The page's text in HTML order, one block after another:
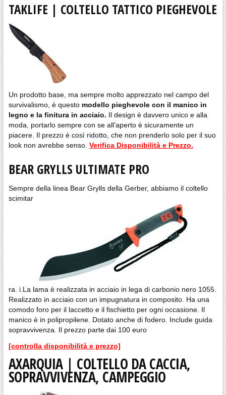
TAKLIFE | COLTELLO TATTICO PIEGHEVOLE
Un prodotto base, ma sempre molto apprezzato nel campo del
survivalismo, è questomodello pieghevole con il manico in
legno e la finitura in acciaio. Il design è davvero unico e alla
moda, portarlo sempre con se all’aperto è sicuramente un
piacere. Il prezzo è così ridotto, che non prenderlo solo per il suo
look non avrebbe senso. Verifica Disponibilità e Prezzo.
BEAR GRYLLS ULTIMATE PRO
Sempre della linea Bear Grylls della Gerber, abbiamo il coltello
scimitar
ra. i.La lama è realizzata in acciaio in lega di carbonio nero 1055.
Realizzato in acciaio con un impugnatura in composito. Ha una
comodo foro per il laccetto e il fischietto per ogni occasione. Il
manico è in polipropilene. Dotato anche di fodero. Include guida
sopravvivenza. Il prezzo parte dai 100 euro
[controlla disponibilità e prezzo]
AXARQUIA | COLTELLO DA CACCIA,
SOPRAVVIVENZA, CAMPEGGIO